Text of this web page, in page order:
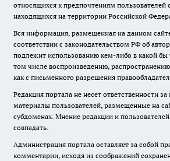
относящихся к предпочтениям пользователей
находящихся на территории Российской
Вся информация, размещенная на данном
соответствии с законодательством РФ об
подлежит использованию кем-либо в какой
том числе воспроизведению,
как с письменного разрешения
Редакция портала не несет ответственности
материалы пользователей, размещенные на
субдоменах. Мнение редакции и
совпадать.
Администрация портала оставляет за собой
комментарии, исходя из соображений